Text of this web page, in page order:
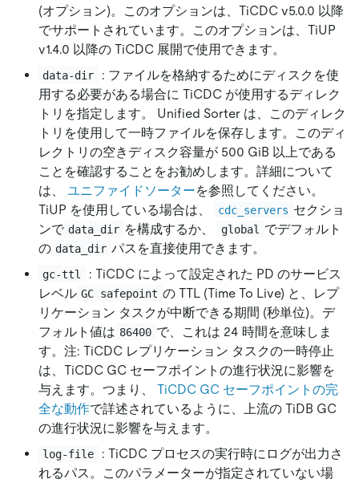
(オプション)。このオプションは、TiCDC v5.0.0 以降
でサポートされています。このオプションは、TiUP
v1.4.0 以降の TiCDC 展開で使用できます。
data-dir
: ファイルを格納するためにディスクを使
用する必要がある場合に TiCDC が使用するディレク
トリを指定します。 Unified Sorter は、このディレク
トリを使用して一時ファイルを保存します。このディ
レクトリの空きディスク容量が 500 GiB 以上である
ことを確認することをお勧めします。詳細について
は、 ユニファイドソーターを参照してください。
TiUP を使用している場合は、
cdc_servers セクショ
ンで data_dir を構成するか、 global
でデフォルト
の data_dir パスを直接使用できます。
gc-ttl
: TiCDC によって設定された PD のサービス
レベル GC safepoint の TTL (Time To Live) と、レプ
リケーション タスクが中断できる期間 (秒単位)。デ
フォルト値は 86400 で、これは 24 時間を意味しま
す。注: TiCDC レプリケーション タスクの一時停止
は、TiCDC GC セーフポイントの進行状況に影響を
与えます。つまり、 TiCDC GC セーフポイントの完
全な動作で詳述されているように、上流の TiDB GC
の進行状況に影響を与えます。
log-file
: TiCDC プロセスの実行時にログが出力さ
れるパス。このパラメーターが指定されていない場